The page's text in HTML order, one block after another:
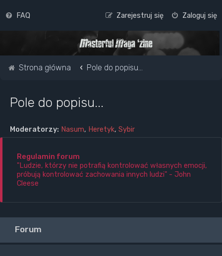
FAQ Zaloguj się
Zarejestruj się
Strona główna Pole do popisu...
Pole do popisu...
Moderatorzy: Nasum, Heretyk, Sybir
Regulamin forum
"Ludzie, którzy nie potrafią kontrolować własnych emocji,
próbują kontrolować zachowania innych ludzi" - John
Cleese
Forum